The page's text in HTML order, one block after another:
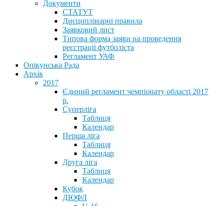
Документи
СТАТУТ
Дисциплінарні правила
Заявковий лист
Типова форма заяви на проведення
реєстрації футболіста
Регламент УАФ
Опікунська Рада
Архів
2017
Єдиний регламент чемпіонату області 2017
р.
Суперліга
Таблиця
Календар
Перша ліга
Таблиця
Календар
Друга ліга
Таблиця
Календар
Кубок
ДЮФЛ